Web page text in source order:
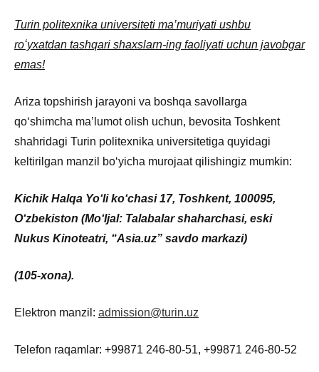
Turin politexnika universiteti ma’muriyati ushbu
roʻyxatdan tashqari shaxslarn-ing faoliyati uchun javobgar
emas!
Ariza topshirish jarayoni va boshqa savollarga
qoʻshimcha maʼlumot olish uchun, bevosita Toshkent
shahridagi Turin politexnika universitetiga quyidagi
keltirilgan manzil boʻyicha murojaat qilishingiz mumkin:
Kichik Halqa Yoʻli koʻchasi 17, Toshkent, 100095,
Oʻzbekiston (Moʻljal: Talabalar shaharchasi, eski
Nukus Kinoteatri, “Asia.uz” savdo markazi)
(105-xona).
Elektron manzil: admission@turin.uz
Telefon raqamlar: +99871 246-80-51, +99871 246-80-52